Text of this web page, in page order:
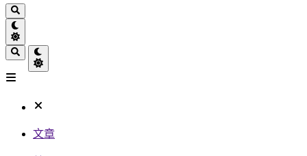
文章